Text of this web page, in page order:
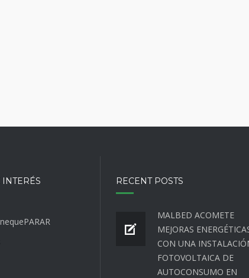
RECENT POSTS
MALBED ACOMETE
MEJORAS
CON UNA
FOTOVOLTAICA DE
AUTOCONSUMO EN